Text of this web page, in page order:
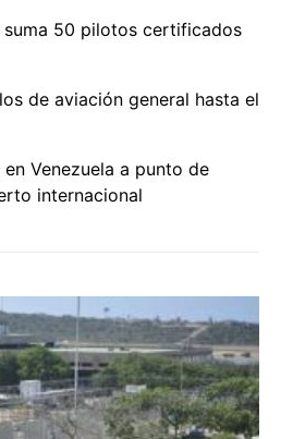
suma 50 pilotos certificados
de aviación general hasta el
Venezuela a punto de
internacional